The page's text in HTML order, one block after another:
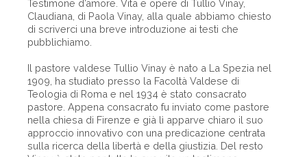
Testimone d’amore. Vita e opere di Tullio Vinay,
Claudiana, di Paola Vinay, alla quale abbiamo chiesto
di scriverci una breve introduzione ai testi che
pubblichiamo.
Il pastore valdese Tullio Vinay è nato a La Spezia nel
1909, ha studiato presso la Facoltà Valdese di
Teologia di Roma e nel 1934 è stato consacrato
pastore. Appena consacrato fu inviato come pastore
nella chiesa di Firenze e già lì apparve chiaro il suo
approccio innovativo con una predicazione centrata
sulla ricerca della libertà e della giustizia. Del resto